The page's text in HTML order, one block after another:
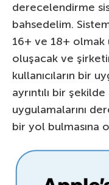
derecelendirme
bahsedelim.
16+ ve 18+
oluşacak ve
kullanıcıların bir
ayrıntılı bir
uygulamalarını
bir yol bulmasına